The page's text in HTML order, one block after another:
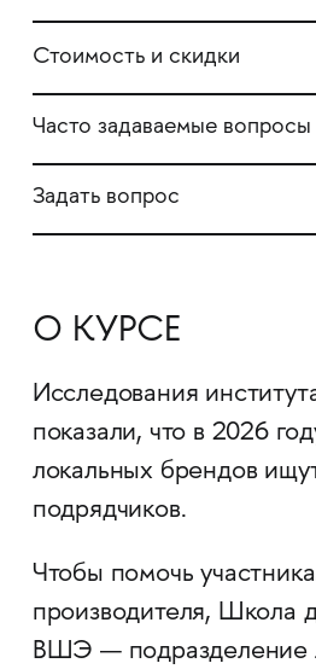
Стоимость и скидки
Часто задаваемые вопросы
Задать вопрос
О КУРСЕ
Исследования
показали, что в 2026
локальных брендов
подрядчиков.
Чтобы помочь
производителя, Школа
ВШЭ — подразделение